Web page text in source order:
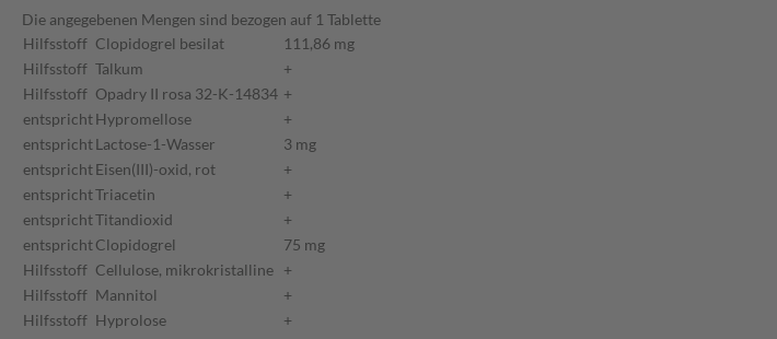
Die angegebenen Mengen sind bezogen auf 1 Tablette
Hilfsstoff Clopidogrel besilat
111,86 mg
Hilfsstoff Talkum
+
Hilfsstoff Opadry II rosa 32-K-14834 +
entsprichtHypromellose
+
entsprichtLactose-1-Wasser
3 mg
entsprichtEisen(III)-oxid, rot
+
entsprichtTriacetin
+
entsprichtTitandioxid
+
entsprichtClopidogrel
75 mg
Hilfsstoff Cellulose, mikrokristalline +
Hilfsstoff Mannitol
+
Hilfsstoff Hyprolose
+